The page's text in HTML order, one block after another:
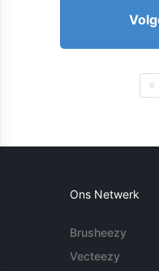
Ons Netwerk
Brusheezy
Vecteezy